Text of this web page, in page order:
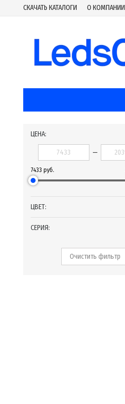
СКАЧАТЬ КАТАЛОГИ О КОМПАНИИ
ЦЕНА:
—
7433 руб.
ЦВЕТ:
СЕРИЯ:
Очистить фильтр